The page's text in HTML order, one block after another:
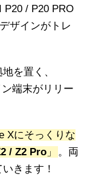
P20 / P20 PRO
ザインがトレ
を置く、
端末がリリー
Xにそっくりな
/ Z2 Pro 」
。両
きます！